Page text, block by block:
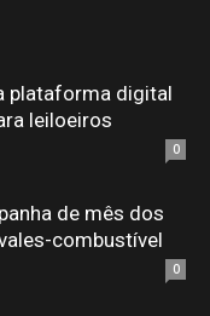
plataforma digital
leiloeiros
0
de mês dos
combustível
0